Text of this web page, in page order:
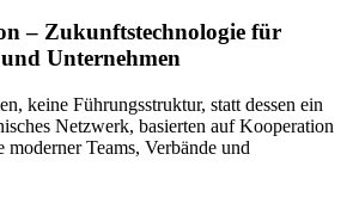
– Zukunftstechnologie für
Unternehmen
keine Führungsstruktur, statt dessen ein
Netzwerk, basierten auf Kooperation
Teams, Verbände und